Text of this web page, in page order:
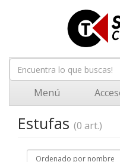
Menú
Estufas (0 art.)